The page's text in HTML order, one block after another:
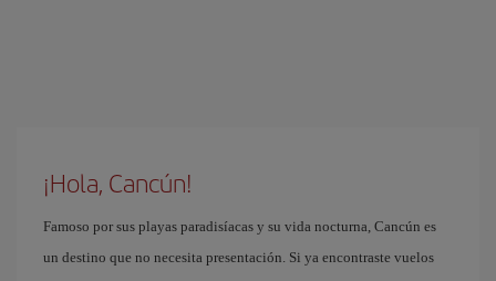
¡Hola, Cancún!
Famoso por sus playas paradisíacas y su vida nocturna, Cancún es
un destino que no necesita presentación. Si ya encontraste vuelos